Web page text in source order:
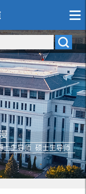
士生导师 硕士生导师